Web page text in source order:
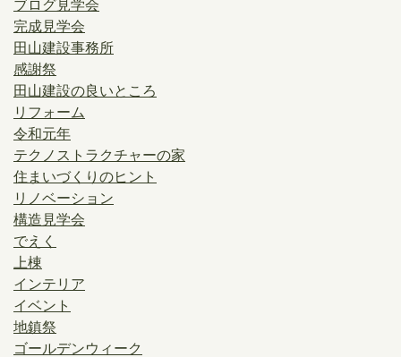
ブログ見学会
完成見学会
田山建設事務所
感謝祭
田山建設の良いところ
リフォーム
令和元年
テクノストラクチャーの家
住まいづくりのヒント
リノベーション
構造見学会
でえく
上棟
インテリア
イベント
地鎮祭
ゴールデンウィーク